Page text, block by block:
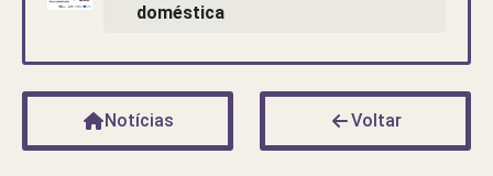
doméstica
Notícias Voltar